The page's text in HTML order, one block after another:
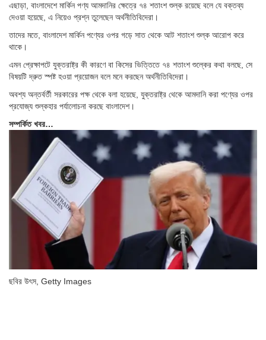
এছাড়া, বাংলাদেশে মার্কিন পণ্য আমদানির ক্ষেত্রে ৭৪ শতাংশ শুল্ক রয়েছে বলে যে বক্তব্য
দেওয়া হয়েছে, এ নিয়েও প্রশ্ন তুলেছেন অর্থনীতিবিদেরা।
তাদের মতে, বাংলাদেশ মার্কিন পণ্যের ওপর গড়ে সাত থেকে আট শতাংশ শুল্ক আরোপ করে
থাকে।
এমন প্রেক্ষাপটে যুক্তরাষ্ট্র কী কারণে বা কিসের ভিত্তিতে ৭৪ শতাংশ শুল্কের কথা বলছে, সে
বিষয়টি দ্রুত স্পষ্ট হওয়া প্রয়োজন বলে মনে করছেন অর্থনীতিবিদেরা।
অবশ্য অন্তর্বর্তী সরকারের পক্ষ থেকে বলা হয়েছে, যুক্তরাষ্ট্র থেকে আমদানি করা পণ্যের ওপর
প্রযোজ্য শুল্কহার পর্যালোচনা করছে বাংলাদেশ।
সম্পর্কিত খবর…
ছবির উৎস, Getty Images